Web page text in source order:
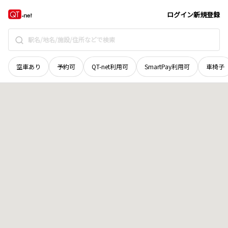
ログイン新規登録
空車あり 予約可 QT-net利用可 SmartPay利用可 車椅子
島根県